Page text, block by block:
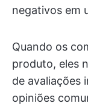
negativos em
Quando os
produto, eles
de avaliações
opiniões